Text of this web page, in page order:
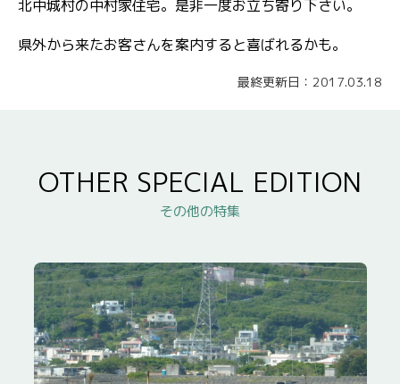
北中城村の中村家住宅。是非一度お立ち寄り下さい。
県外から来たお客さんを案内すると喜ばれるかも。
最終更新日：2017.03.18
OTHER SPECIAL EDITION
その他の特集